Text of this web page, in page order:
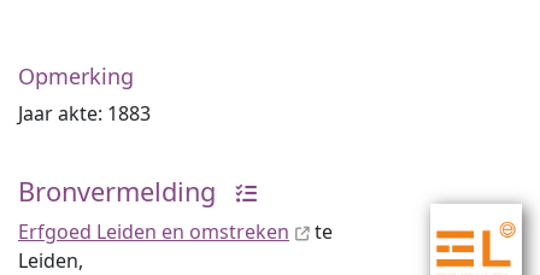
Opmerking
Jaar akte: 1883
Bronvermelding
Erfgoed Leiden en omstreken
te
Leiden,